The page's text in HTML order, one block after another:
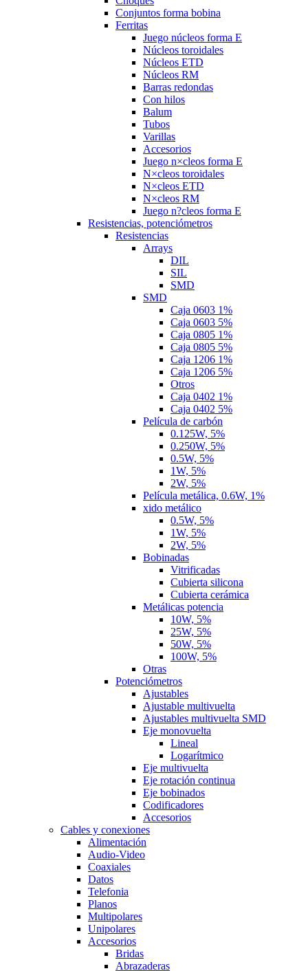
Conjuntos forma bobina
Ferritas
Juego núcleos forma E
Núcleos toroidales
Núcleos ETD
Núcleos RM
Barras redondas
Con hilos
Balum
Tubos
Varillas
Accesorios
Juego n×cleos forma E
N×cleos toroidales
N×cleos ETD
N×cleos RM
Juego n?cleos forma E
Resistencias, potenciómetros
Resistencias
Arrays
DIL
SIL
SMD
SMD
Caja 0603 1%
Caja 0603 5%
Caja 0805 1%
Caja 0805 5%
Caja 1206 1%
Caja 1206 5%
Otros
Caja 0402 1%
Caja 0402 5%
Película de carbón
0.125W, 5%
0.250W, 5%
0.5W, 5%
1W, 5%
2W, 5%
Película metálica, 0.6W, 1%
xido metálico
0.5W, 5%
1W, 5%
2W, 5%
Bobinadas
Vitrificadas
Cubierta silicona
Cubierta cerámica
Metálicas potencia
10W, 5%
25W, 5%
50W, 5%
100W, 5%
Otras
Potenciómetros
Ajustables
Ajustable multivuelta
Ajustables multivuelta SMD
Eje monovuelta
Lineal
Logarítmico
Eje multivuelta
Eje rotación continua
Eje bobinados
Codificadores
Accesorios
Cables y conexiones
Alimentación
Audio-Video
Coaxiales
Datos
Telefonia
Planos
Multipolares
Unipolares
Accesorios
Bridas
Abrazaderas